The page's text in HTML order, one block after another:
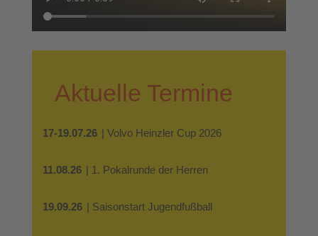
Aktuelle Termine
17-19.07.26 | Volvo Heinzler Cup 2026
11.08.26 | 1. Pokalrunde der Herren
19.09.26 | Saisonstart Jugendfußball